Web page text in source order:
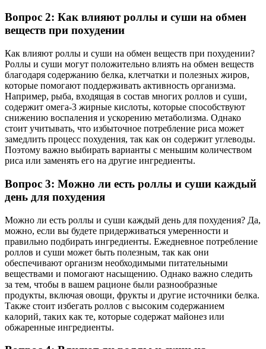
Вопрос 2: Как влияют роллы и суши на обмен
веществ при похудении
Как влияют роллы и суши на обмен веществ при похудении?
Роллы и суши могут положительно влиять на обмен веществ
благодаря содержанию белка, клетчатки и полезных жиров,
которые помогают поддерживать активность организма.
Например, рыба, входящая в состав многих роллов и суши,
содержит омега-3 жирные кислоты, которые способствуют
снижению воспаления и ускорению метаболизма. Однако
стоит учитывать, что избыточное потребление риса может
замедлить процесс похудения, так как он содержит углеводы.
Поэтому важно выбирать варианты с меньшим количеством
риса или заменять его на другие ингредиенты.
Вопрос 3: Можно ли есть роллы и суши каждый
день для похудения
Можно ли есть роллы и суши каждый день для похудения? Да,
можно, если вы будете придерживаться умеренности и
правильно подбирать ингредиенты. Ежедневное потребление
роллов и суши может быть полезным, так как они
обеспечивают организм необходимыми питательными
веществами и помогают насыщению. Однако важно следить
за тем, чтобы в вашем рационе были разнообразные
продукты, включая овощи, фрукты и другие источники белка.
Также стоит избегать роллов с высоким содержанием
калорий, таких как те, которые содержат майонез или
обжаренные ингредиенты.